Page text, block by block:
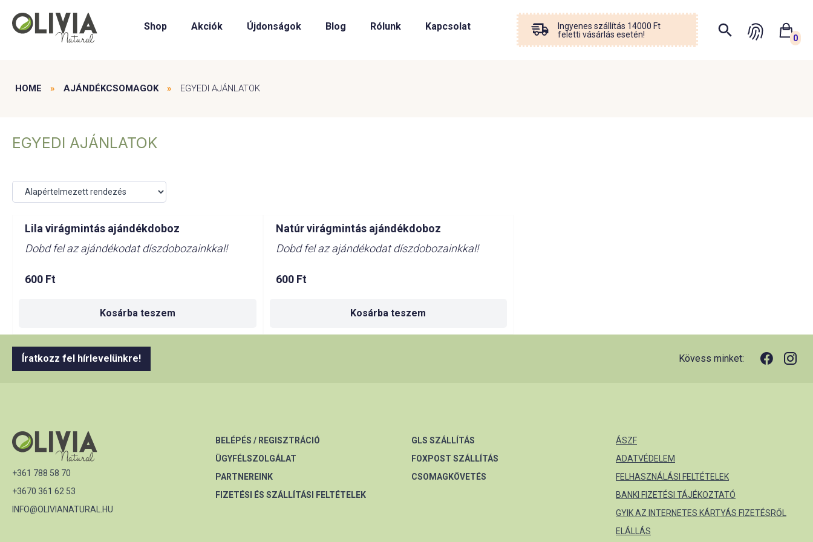
Shop Akciók Újdonságok Blog Rólunk Kapcsolat
Ingyenes szállítás 14000 Ft
feletti vásárlás esetén!
0
HOME » AJÁNDÉKCSOMAGOK » EGYEDI AJÁNLATOK
EGYEDI AJÁNLATOK
Lila virágmintás ajándékdoboz
Dobd fel az ajándékodat díszdobozainkkal!
600 Ft
Kosárba teszem
Natúr virágmintás ajándékdoboz
Dobd fel az ajándékodat díszdobozainkkal!
600 Ft
Kosárba teszem
Íratkozz fel hírlevelünkre! Kövess minket:
+361 788 58 70
+3670 361 62 53
INFO@OLIVIANATURAL.HU
BELÉPÉS / REGISZTRÁCIÓ
ÜGYFÉLSZOLGÁLAT
PARTNEREINK
FIZETÉSI ÉS SZÁLLÍTÁSI FELTÉTELEK
GLS SZÁLLÍTÁS
FOXPOST SZÁLLÍTÁS
CSOMAGKÖVETÉS
ÁSZF
ADATVÉDELEM
FELHASZNÁLÁSI FELTÉTELEK
BANKI FIZETÉSI TÁJÉKOZTATÓ
GYIK AZ INTERNETES KÁRTYÁS FIZETÉSRŐL
ELÁLLÁS